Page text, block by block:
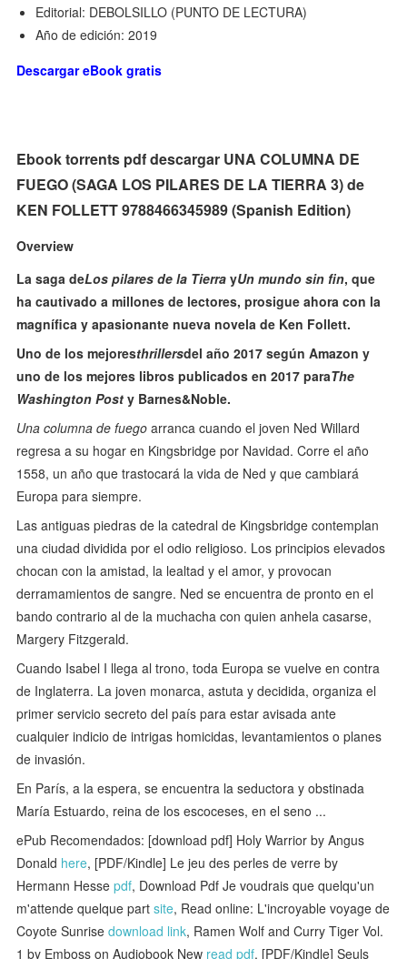
Editorial: DEBOLSILLO (PUNTO DE LECTURA)
Año de edición: 2019
Descargar eBook gratis
Ebook torrents pdf descargar UNA COLUMNA DE
FUEGO (SAGA LOS PILARES DE LA TIERRA 3) de
KEN FOLLETT 9788466345989 (Spanish Edition)
Overview
La saga deLos pilares de la Tierra yUn mundo sin fin, que
ha cautivado a millones de lectores, prosigue ahora con la
magnífica y apasionante nueva novela de Ken Follett.
Uno de los mejoresthrillersdel año 2017 según Amazon y
uno de los mejores libros publicados en 2017 paraThe
Washington Post y Barnes&Noble.
Una columna de fuego arranca cuando el joven Ned Willard
regresa a su hogar en Kingsbridge por Navidad. Corre el año
1558, un año que trastocará la vida de Ned y que cambiará
Europa para siempre.
Las antiguas piedras de la catedral de Kingsbridge contemplan
una ciudad dividida por el odio religioso. Los principios elevados
chocan con la amistad, la lealtad y el amor, y provocan
derramamientos de sangre. Ned se encuentra de pronto en el
bando contrario al de la muchacha con quien anhela casarse,
Margery Fitzgerald.
Cuando Isabel I llega al trono, toda Europa se vuelve en contra
de Inglaterra. La joven monarca, astuta y decidida, organiza el
primer servicio secreto del país para estar avisada ante
cualquier indicio de intrigas homicidas, levantamientos o planes
de invasión.
En París, a la espera, se encuentra la seductora y obstinada
María Estuardo, reina de los escoceses, en el seno ...
ePub Recomendados: [download pdf] Holy Warrior by Angus
Donald here, [PDF/Kindle] Le jeu des perles de verre by
Hermann Hessepdf, Download Pdf Je voudrais que quelqu'un
m'attende quelque partsite, Read online: L'incroyable voyage de
Coyote Sunrisedownload link, Ramen Wolf and Curry Tiger Vol.
1 by Emboss on Audiobook New read pdf, [PDF/Kindle] Seuls